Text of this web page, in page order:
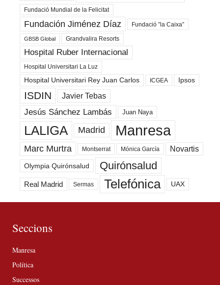
Fundació Mundial de la Felicitat
Fundación Jiménez Díaz Fundació ”la Caixa”
GBSB Global Grandvalira Resorts
Hospital Ruber Internacional
Hospital Universitari La Luz
Hospital Universitari Rey Juan Carlos ICGEA Ipsos
ISDIN Javier Tebas
Jesús Sánchez Lambás Juan Naya
LALIGA Madrid Manresa
Marc Murtra Montserrat Mónica García Novartis
Olympia Quirónsalud Quirónsalud
Real Madrid Sermas Telefónica UAX
Seccions
Manresa
Política
Successos